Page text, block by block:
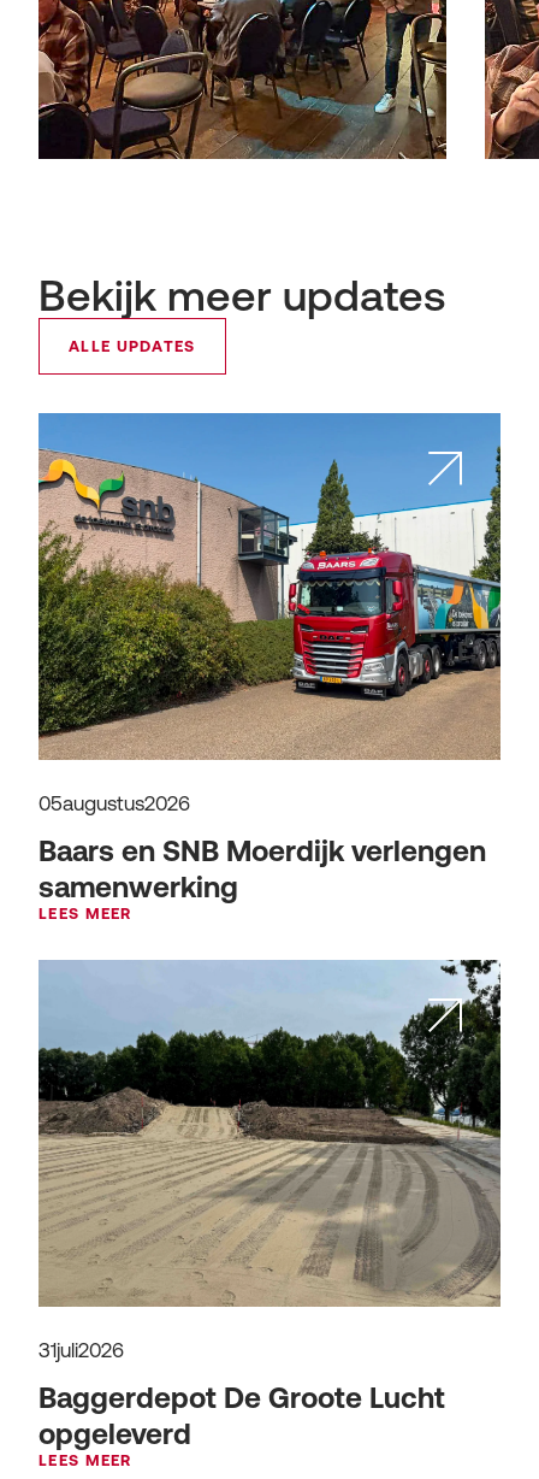
Bekijk meer updates
ALLE UPDATES
05augustus2026
Baars en SNB Moerdijk verlengen
samenwerking
LEES MEER
31juli2026
Baggerdepot De Groote Lucht
opgeleverd
LEES MEER